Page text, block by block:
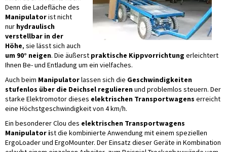
Denn die Ladefläche des
Manipulatorist nicht
nur hydraulisch
verstellbar in der
Höhe, sie lässt sich auch
um 90° neigen. Die äußerst praktische Kippvorrichtung erleichtert
Ihnen Be- und Entladung um ein vielfaches.
Auch beim Manipulatorlassen sich die Geschwindigkeiten
stufenlos über die Deichsel regulierenund problemlos steuern. Der
starke Elektromotor dieses elektrischen Transportwagens erreicht
eine Höchstgeschwindigkeit von 4 km/h.
Ein besonderer Clou des elektrischen Transportwagens
Manipulator ist die kombinierte Anwendung mit einem speziellen
ErgoLoader und ErgoMounter. Der Einsatz dieser Geräte in Kombination